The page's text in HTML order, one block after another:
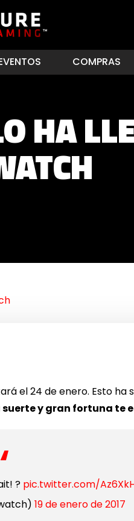
COMPRAS
HA
el 24 de enero. Esto
suerte y gran fortuna te
? pic.twitter.com/
19 de enero de 2017